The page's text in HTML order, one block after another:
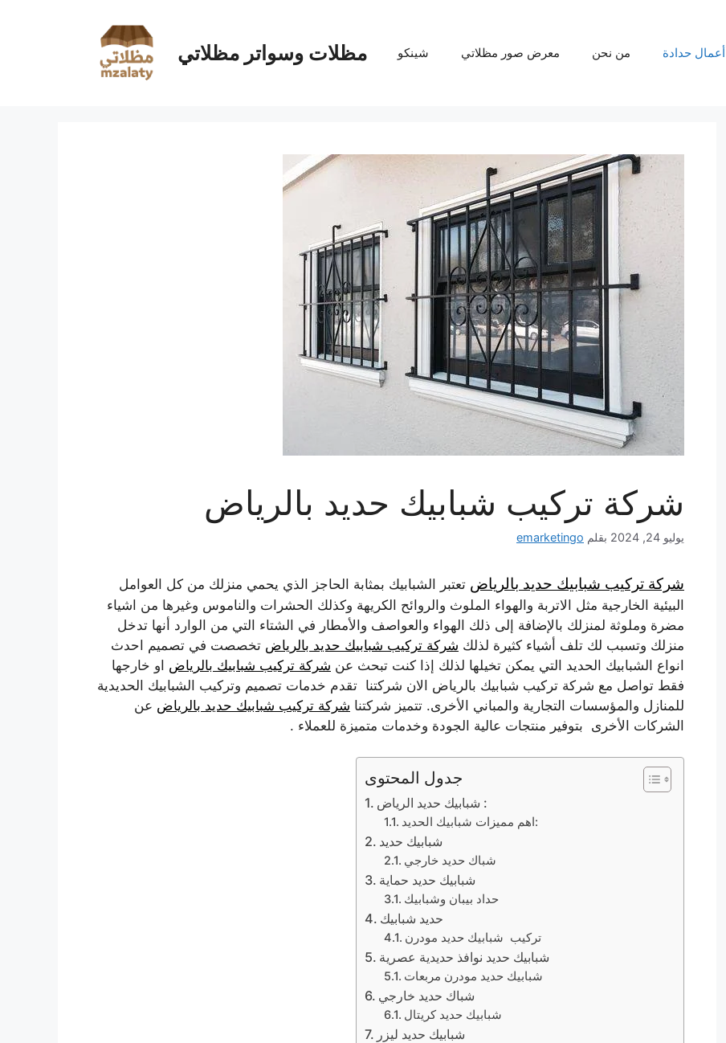
مظلات وسواتر مظلاتي أعمال حدادة من نحن معرض صور مظلاتي شينكو
شركة تركيب شبابيك حديد بالرياض
يوليو 24, 2024 بقلم emarketingo
شركة تركيب شبابيك حديد بالرياض تعتبر الشبابيك بمثابة الحاجز الذي يحمي منزلك من كل العوامل
البيئية الخارجية مثل الاتربة والهواء الملوث والروائح الكريهة وكذلك الحشرات والناموس وغيرها من اشياء
مضرة وملوثة لمنزلك بالإضافة إلى ذلك الهواء والعواصف والأمطار في الشتاء التي من الوارد أنها تدخل
منزلك وتسبب لك تلف أشياء كثيرة لذلك شركة تركيب شبابيك حديد بالرياض تخصصت في تصميم احدث
انواع الشبابيك الحديد التي يمكن تخيلها لذلك إذا كنت تبحث عن شركة تركيب شبابيك بالرياض او خارجها
فقط تواصل مع شركة تركيب شبابيك بالرياض
الان شركتنا تقدم خدمات تصميم وتركيب الشبابيك الحديدية
للمنازل والمؤسسات التجارية والمباني الأخرى. تتميز شركتنا شركة تركيب شبابيك حديد بالرياض عن
الشركات الأخرى بتوفير منتجات عالية الجودة وخدمات متميزة للعملاء .
جدول المحتوى
شبابيك حديد الرياض :
اهم مميزات شبابيك الحديد:
شبابيك حديد
شباك حديد خارجي
شبابيك حديد حماية
حداد بيبان وشبابيك
حديد شبابيك
تركيب شبابيك حديد مودرن
شبابيك حديد نوافذ حديدية عصرية
شبابيك حديد مودرن مربعات
شباك حديد خارجي
شبابيك حديد كريتال
شبابيك حديد ليزر